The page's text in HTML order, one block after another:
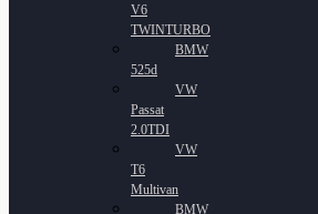
V6
TWINTURBO
BMW
525d
VW
Passat
2.0TDI
VW
T6
Multivan
BMW